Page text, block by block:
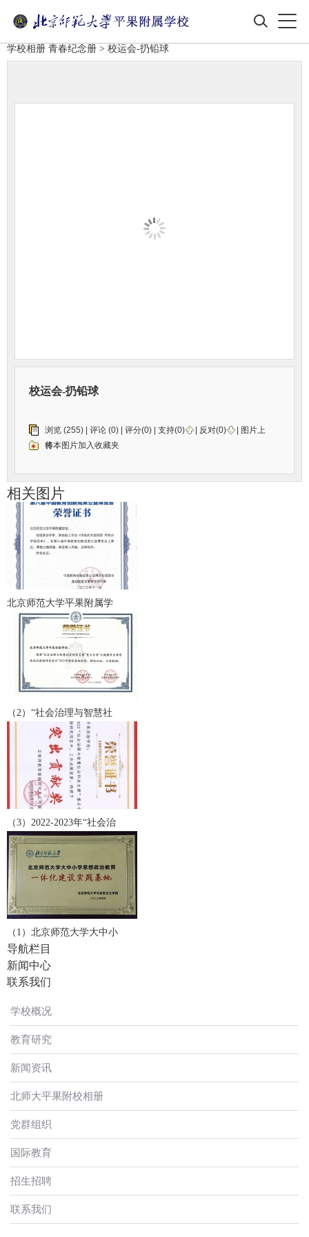
学校相册 青春纪念册 > 校运会-扔铅球
校运会-扔铅球
浏览 (255) | 评论 (0) | 评分(0) | 支持(0) 反对(0)
| 图片上
传：
将本图片加入收藏夹
相关图片
北京师范大学平果附属学
（2）“社会治理与智慧社
（3）2022-2023年“社会治
（1）北京师范大学大中小
导航栏目
新闻中心
联系我们
学校概况
教育研究
新闻资讯
北师大平果附校相册
党群组织
国际教育
招生招聘
联系我们